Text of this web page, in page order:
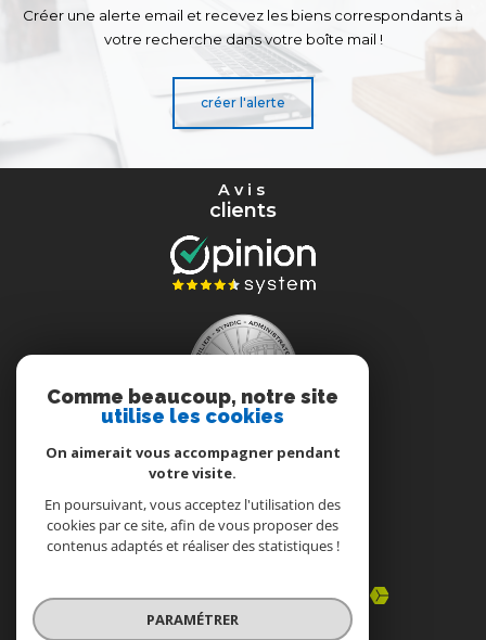
Créer une alerte email et recevez les biens correspondants à
votre recherche dans votre boîte mail !
créer l'alerte
avis
clients
nous
Comme beaucoup, notre site
utilise les cookies
On aimerait vous accompagner pendant
votre visite.
En poursuivant, vous acceptez l'utilisation des
cookies par ce site, afin de vous proposer des
contenus adaptés et réaliser des statistiques !
PARAMÉTRER